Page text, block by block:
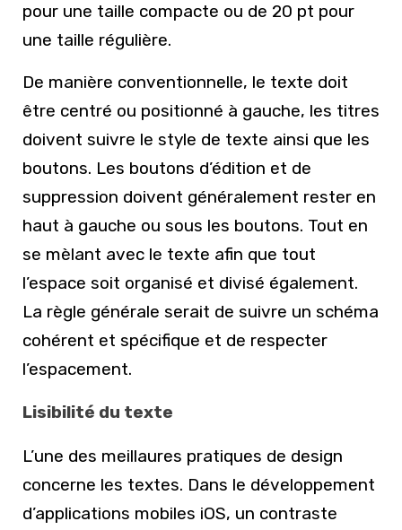
pour une taille compacte ou de 20 pt pour
une taille régulière.
De manière conventionnelle, le texte doit
être centré ou positionné à gauche, les titres
doivent suivre le style de texte ainsi que les
boutons. Les boutons d’édition et de
suppression doivent généralement rester en
haut à gauche ou sous les boutons. Tout en
se mèlant avec le texte afin que tout
l’espace soit organisé et divisé également.
La règle générale serait de suivre un schéma
cohérent et spécifique et de respecter
l’espacement.
Lisibilité du texte
L’une des meillaures pratiques de design
concerne les textes. Dans le développement
d’applications mobiles iOS, un contraste